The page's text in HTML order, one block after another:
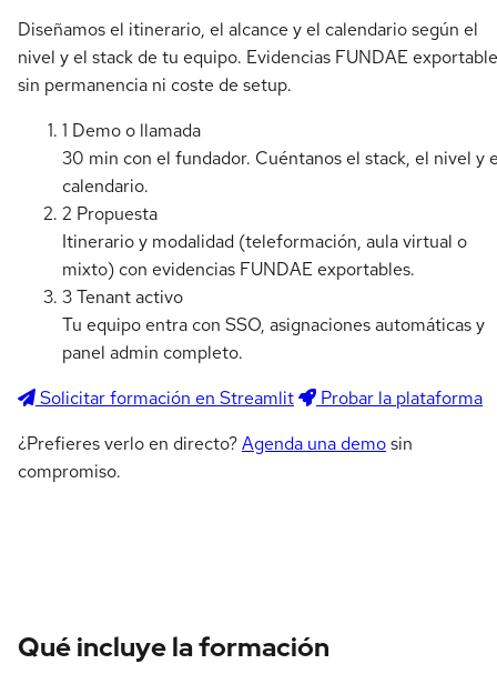
Diseñamos el itinerario, el alcance y el calendario según el
nivel y el stack de tu equipo. Evidencias FUNDAE
sin permanencia ni coste de setup.
1 Demo o llamada
30 min con el fundador. Cuéntanos el stack, el nivel y
calendario.
2 Propuesta
Itinerario y modalidad (teleformación, aula virtual o
mixto) con evidencias FUNDAE exportables.
3Tenant activo
Tu equipo entra con SSO, asignaciones automáticas y
panel admin completo.
Solicitar formación en Streamlit
Probar la plataforma
¿Prefieres verlo en directo?Agenda una demosin
compromiso.
Qué incluye la formación